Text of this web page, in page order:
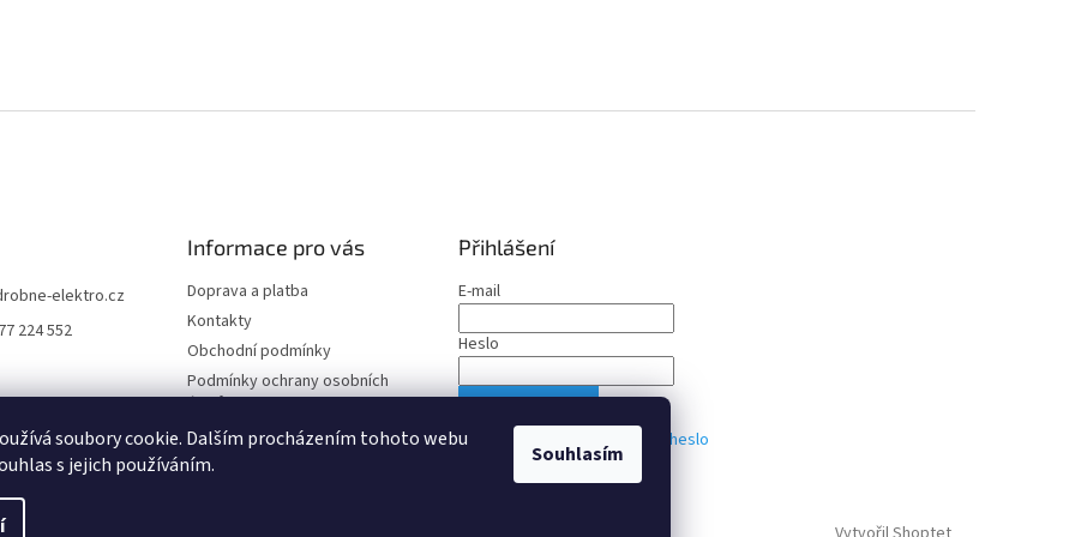
soubory cookie. Dalším procházením tohoto webu
s jejich používáním.
Souhlasím
elektro.cz
224 552
Informace pro vás
Doprava a platba
Kontakty
Obchodní podmínky
Podmínky ochrany osobních
údajů
Přihlášení
E-mail
Heslo
Nová registrace Zapomenuté heslo